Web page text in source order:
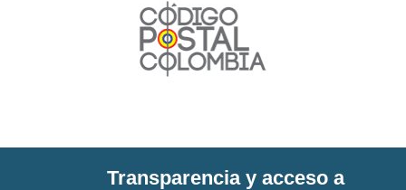
Transparencia y acceso a